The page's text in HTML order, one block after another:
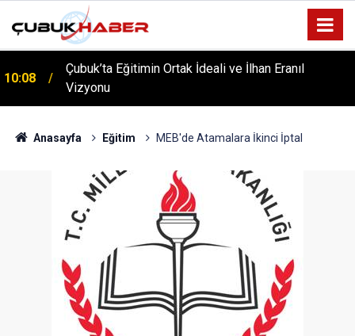
10:08
Çubuk’ta Eğitimin Ortak İdeali ve İlhan Eranıl
12:06
ÇUBUK’TA ‘YAZA MERHABA’ COŞKUSU: Kursiyerler
Gönüllerince Eğlendi!
Anasayfa Eğitim MEB'de Atamalara İkinci İptal